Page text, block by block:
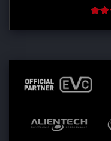
18.05.2018